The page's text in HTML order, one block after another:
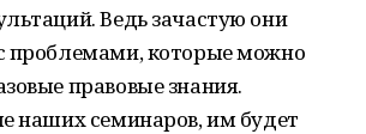
Ведь зачастую они
проблемами, которые можно
правовые знания.
наших семинаров, им будет